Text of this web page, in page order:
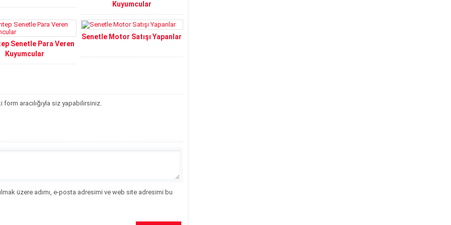
Kuyumcular
Senetle Para Veren
Kuyumcular
Senetle Motor Satışı Yapanlar
aracılığıyla siz yapabilirsiniz.
üzere adımı, e-posta adresimi ve web site adresimi bu